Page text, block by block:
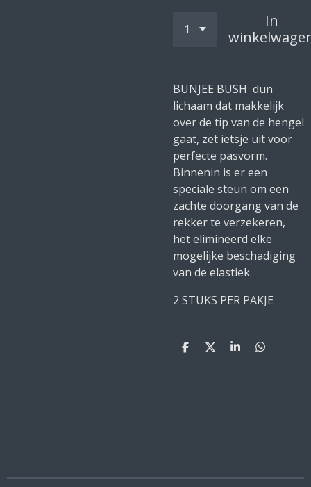
In
BUNJEE BUSH dun
lichaam dat makkelijk
over de tip van de hengel
gaat, zet ietsje uit voor
perfecte pasvorm.
Binnenin is er een
speciale steun om een
zachte doorgang van de
rekker te verzekeren,
het elimineerd elke
mogelijke beschadiging
van de elastiek.
2 STUKS PER PAKJE
D
D
S
D